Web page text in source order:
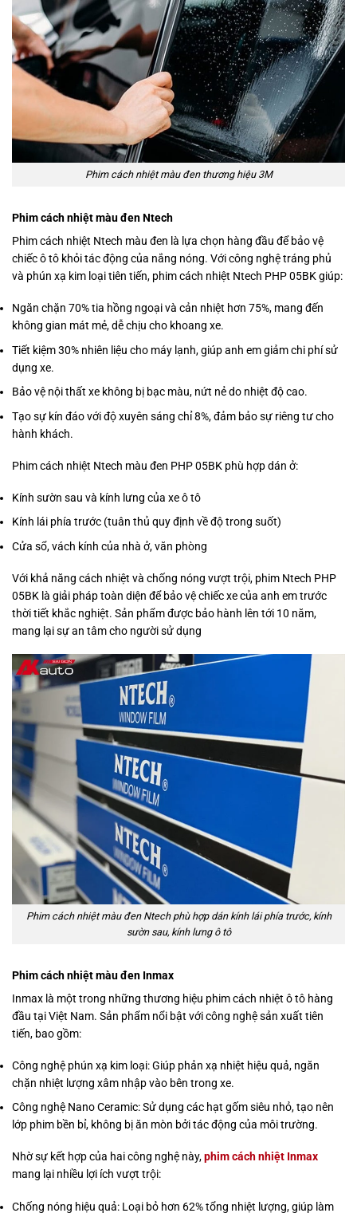
Phim cách nhiệt màu đen thương hiệu 3M
Phim cách nhiệt màu đen Ntech
Phim cách nhiệt Ntech màu đen là lựa chọn hàng đầu để bảo vệ
chiếc ô tô khỏi tác động của nắng nóng. Với công nghệ tráng phủ
và phún xạ kim loại tiên tiến, phim cách nhiệt Ntech PHP 05BK giúp:
Ngăn chặn 70% tia hồng ngoại và cản nhiệt hơn 75%, mang đến
không gian mát mẻ, dễ chịu cho khoang xe.
Tiết kiệm 30% nhiên liệu cho máy lạnh, giúp anh em giảm chi phí sử
dụng xe.
Bảo vệ nội thất xe không bị bạc màu, nứt nẻ do nhiệt độ cao.
Tạo sự kín đáo với độ xuyên sáng chỉ 8%, đảm bảo sự riêng tư cho
hành khách.
Phim cách nhiệt Ntech màu đen PHP 05BK phù hợp dán ở:
Kính sườn sau và kính lưng của xe ô tô
Kính lái phía trước (tuân thủ quy định về độ trong suốt)
Cửa sổ, vách kính của nhà ở, văn phòng
Với khả năng cách nhiệt và chống nóng vượt trội, phim Ntech PHP
05BK là giải pháp toàn diện để bảo vệ chiếc xe của anh em trước
thời tiết khắc nghiệt. Sản phẩm được bảo hành lên tới 10 năm,
mang lại sự an tâm cho người sử dụng
Phim cách nhiệt màu đen Ntech phù hợp dán kính lái phía trước, kính
sườn sau, kính lưng ô tô
Phim cách nhiệt màu đen Inmax
Inmax là một trong những thương hiệu phim cách nhiệt ô tô hàng
đầu tại Việt Nam. Sản phẩm nổi bật với công nghệ sản xuất tiên
tiến, bao gồm:
Công nghệ phún xạ kim loại: Giúp phản xạ nhiệt hiệu quả, ngăn
chặn nhiệt lượng xâm nhập vào bên trong xe.
Công nghệ Nano Ceramic: Sử dụng các hạt gốm siêu nhỏ, tạo nên
lớp phim bền bỉ, không bị ăn mòn bởi tác động của môi trường.
Nhờ sự kết hợp của hai công nghệ này,phim cách nhiệt Inmax
mang lại nhiều lợi ích vượt trội:
Chống nóng hiệu quả: Loại bỏ hơn 62% tổng nhiệt lượng, giúp làm